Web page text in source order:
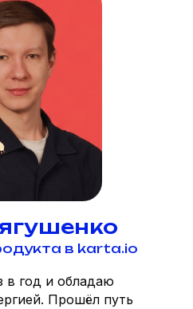
в karta.io
в год и обладаю
Прошёл путь